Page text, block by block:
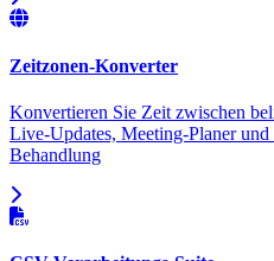
Zeitzonen-Konverter
Konvertieren Sie Zeit zwischen
Live-Updates, Meeting-Planer und
Behandlung